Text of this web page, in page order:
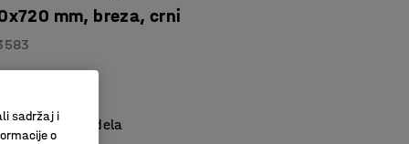
mm, breza, crni
nekoliko modela
sadržaj i
o